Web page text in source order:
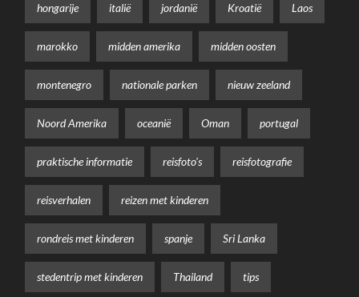
hongarije italië jordanië Kroatië Laos
marokko midden amerika midden oosten
montenegro nationale parken nieuw zeeland
Noord Amerika oceanië Oman portugal
praktische informatie reisfoto's reisfotografie
reisverhalen reizen met kinderen
rondreis met kinderen spanje Sri Lanka
stedentrip met kinderen Thailand tips